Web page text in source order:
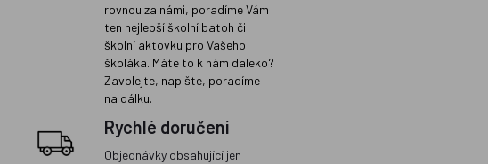
rovnou za námi, poradíme Vám
ten nejlepší školní batoh či
školní aktovku pro Vašeho
školáka. Máte to k nám daleko?
Zavolejte, napište, poradíme i
na dálku.
Rychlé doručení
Objednávky obsahující jen